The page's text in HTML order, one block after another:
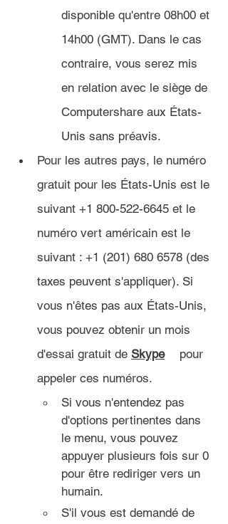
disponible qu'entre 08h00 et
14h00 (GMT). Dans le cas
contraire, vous serez mis
en relation avec le siège de
Computershare aux États-
Unis sans préavis.
Pour les autres pays, le numéro
gratuit pour les États-Unis est le
suivant +1 800-522-6645 et le
numéro vert américain est le
suivant : +1 (201) 680 6578 (des
taxes peuvent s'appliquer). Si
vous n'êtes pas aux États-Unis,
vous pouvez obtenir un mois
d'essai gratuit de Skype pour
appeler ces numéros.
Si vous n'entendez pas
d'options pertinentes dans
le menu, vous pouvez
appuyer plusieurs fois sur 0
pour être rediriger vers un
humain.
S'il vous est demandé de